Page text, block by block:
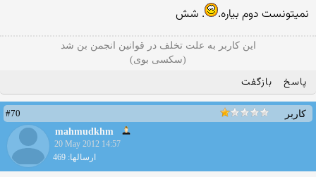
نمیتونست دوم بیاره.
. شش
این کاربر به علت تخلف در قوانین انجمن بن شد
(سکسی بوی)
پاسخ بازگفت
کاربر
#70
mahmudkhm
20 May 2012 14:57
ارسالها: 469